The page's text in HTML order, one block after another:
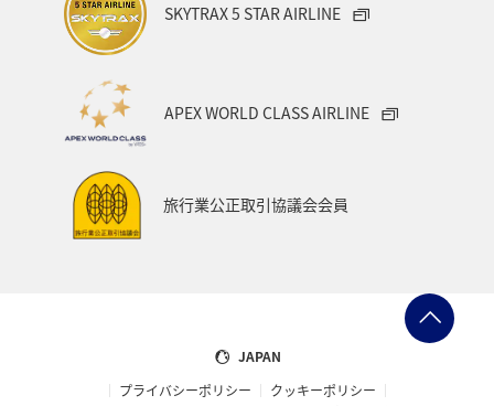
SKYTRAX 5 STAR AIRLINE
APEX WORLD CLASS AIRLINE
旅行業公正取引協議会会員
JAPAN
プライバシーポリシー
クッキーポリシー